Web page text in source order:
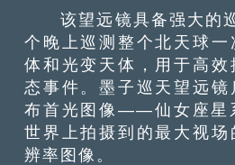
该望远镜具备强大的
个晚上巡测整个北天球一
体和光变天体，用于高效
态事件。墨子巡天望远
布首光图像——仙女座星
世界上拍摄到的最大视场
辨率图像。